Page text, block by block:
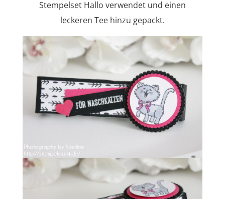
Stempelset Hallo verwendet und einen
leckeren Tee hinzu gepackt.